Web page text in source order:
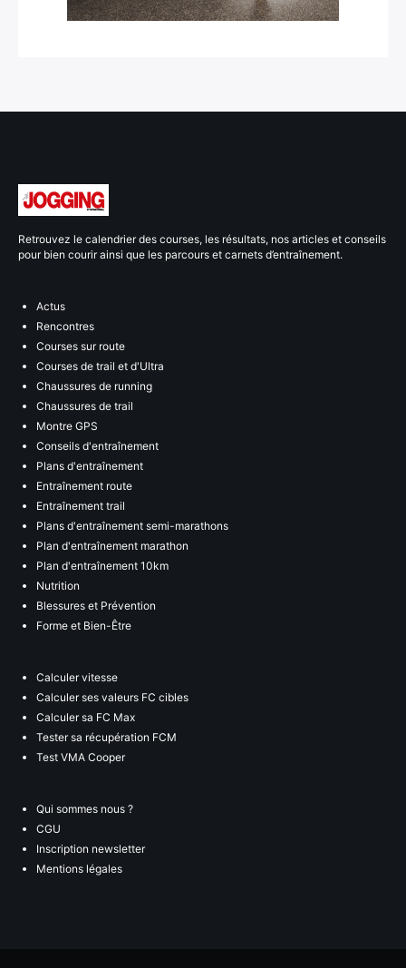
Retrouvez le calendrier des courses, les résultats, nos articles et conseils
pour bien courir ainsi que les parcours et carnets d’entraînement.
Actus
Rencontres
Courses sur route
Courses de trail et d'Ultra
Chaussures de running
Chaussures de trail
Montre GPS
Conseils d'entraînement
Plans d'entraînement
Entraînement route
Entraînement trail
Plans d'entraînement semi-marathons
Plan d'entraînement marathon
Plan d'entraînement 10km
Nutrition
Blessures et Prévention
Forme et Bien-Être
Calculer vitesse
Calculer ses valeurs FC cibles
Calculer sa FC Max
Tester sa récupération FCM
Test VMA Cooper
Qui sommes nous ?
CGU
Inscription newsletter
Mentions légales